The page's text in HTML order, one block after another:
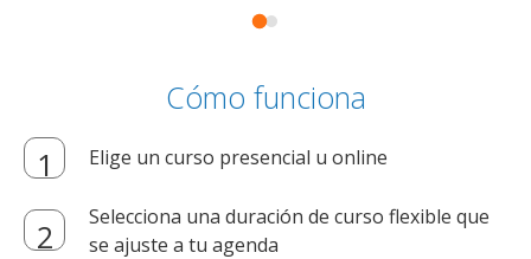
Cómo funciona
Elige un curso presencial u online
Selecciona una duración de curso flexible que
se ajuste a tu agenda